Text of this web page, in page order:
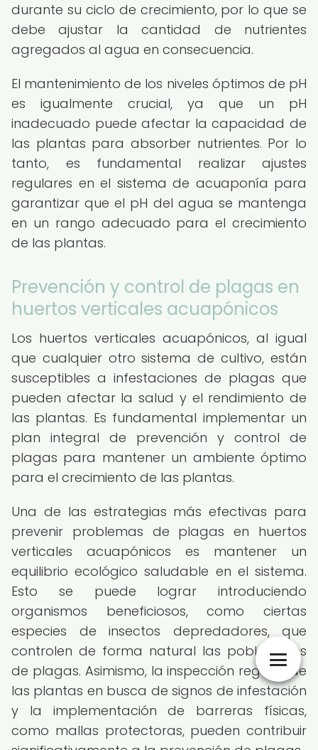
durante su ciclo de crecimiento, por lo que se
debe ajustar la cantidad de nutrientes
agregados al agua en consecuencia.
El mantenimiento de los niveles óptimos de pH
es igualmente crucial, ya que un pH
inadecuado puede afectar la capacidad de
las plantas para absorber nutrientes. Por lo
tanto, es fundamental realizar ajustes
regulares en el sistema de acuaponía para
garantizar que el pH del agua se mantenga
en un rango adecuado para el crecimiento
de las plantas.
Prevención y control de plagas en
huertos verticales acuapónicos
Los huertos verticales acuapónicos, al igual
que cualquier otro sistema de cultivo, están
susceptibles a infestaciones de plagas que
pueden afectar la salud y el rendimiento de
las plantas. Es fundamental implementar un
plan integral de prevención y control de
plagas para mantener un ambiente óptimo
para el crecimiento de las plantas.
Una de las estrategias más efectivas para
prevenir problemas de plagas en huertos
verticales acuapónicos es mantener un
equilibrio ecológico saludable en el sistema.
Esto se puede lograr introduciendo
organismos beneficiosos, como ciertas
especies de insectos depredadores, que
controlen de forma natural las poblaciones
de plagas. Asimismo, la inspección regular de
las plantas en busca de signos de infestación
y la implementación de barreras físicas,
como mallas protectoras, pueden contribuir